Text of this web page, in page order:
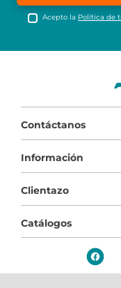
Acepto la Política de
Contáctanos
Información
Clientazo
Catálogos